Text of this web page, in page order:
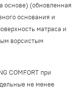
основе) (обновленная
основания и
матраса и
ворсистым
COMFORT при
не менее